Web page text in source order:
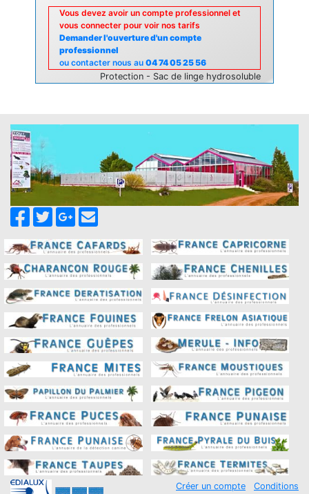
Vous devez avoir un compte professionnel et
vous connecter pour voir nos tarifs
Demander l'ouverture d'un compte
professionnel
ou contacter nous au 04 74 05 25 56
Protection - Sac de linge hydrosoluble
Créer un compte
Conditions